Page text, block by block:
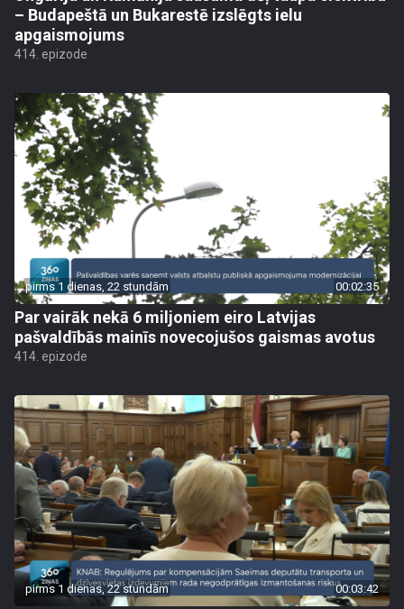
– Budapeštā un Bukarestē izslēgts ielu
apgaismojums
414. epizode
pirms 1 dienas, 22 stundām 00:02:35
Par vairāk nekā 6 miljoniem eiro Latvijas
pašvaldībās mainīs novecojušos gaismas avotus
414. epizode
pirms 1 dienas, 22 stundām 00:03:42